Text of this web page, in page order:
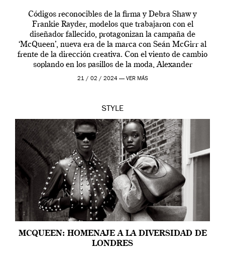
Códigos reconocibles de la firma y Debra Shaw y
Frankie Rayder, modelos que trabajaron con el
diseñador fallecido, protagonizan la campaña de
‘McQueen’, nueva era de la marca con Seán McGirr al
frente de la dirección creativa. Con el viento de cambio
soplando en los pasillos de la moda, Alexander
McQueen se prepara para una […]
21 / 02 / 2024 — VER MÁS
STYLE
MCQUEEN: HOMENAJE A LA DIVERSIDAD DE
LONDRES